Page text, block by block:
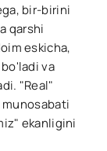
bir-birini
qarshi
eskicha,
va
"Real"
ekanligini